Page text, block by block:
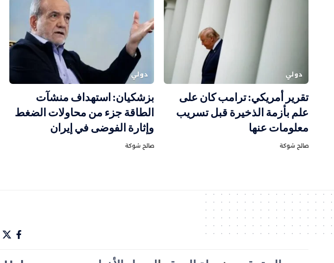
دولي
تقرير أمريكي: ترامب كان على
علم بأزمة الذخيرة قبل تسريب
معلومات عنها
صالح شوكة
دولي
بزشكيان: استهداف منشآت
الطاقة جزء من محاولات الضغط
وإثارة الفوضى في إيران
صالح شوكة